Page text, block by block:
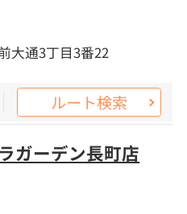
大通3丁目3番22
ルート検索
ガーデン長町店